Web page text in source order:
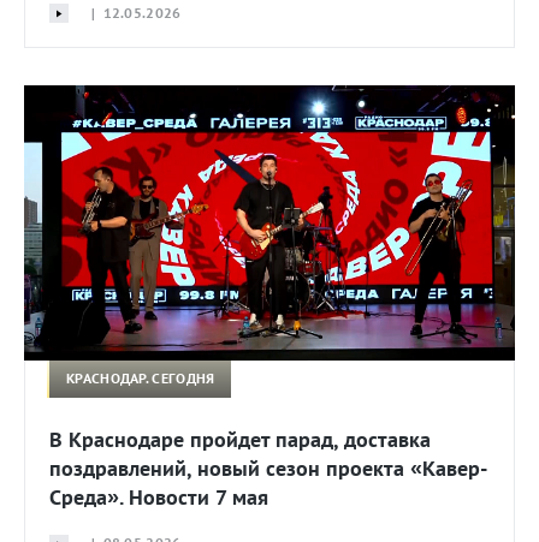
| 12.05.2026
КРАСНОДАР. СЕГОДНЯ
В Краснодаре пройдет парад, доставка
поздравлений, новый сезон проекта «Кавер-
Среда». Новости 7 мая